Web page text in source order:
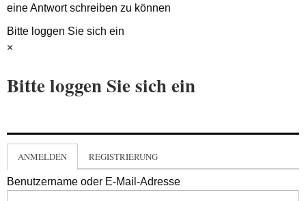
eine Antwort schreiben zu können
Bitte loggen Sie sich ein
×
Bitte loggen Sie sich ein
ANMELDEN REGISTRIERUNG
Benutzername oder E-Mail-Adresse